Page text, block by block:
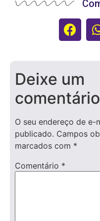
Deixe um
comentário
O seu endereço de e-
publicado. Campos
marcados com *
Comentário *